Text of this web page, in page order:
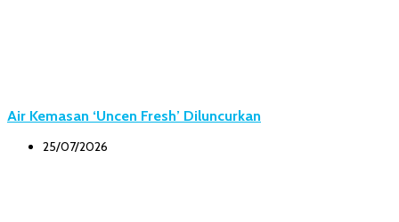
Air Kemasan ‘Uncen Fresh’ Diluncurkan
25/07/2026